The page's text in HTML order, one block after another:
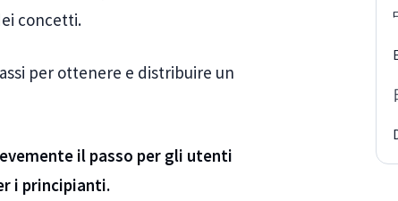
concetti.
per ottenere e distribuire un
il passo per gli utenti
i principianti.